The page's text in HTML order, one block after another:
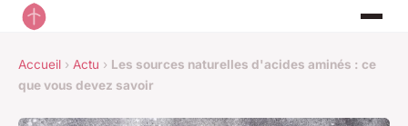
Accueil › Actu › Les sources naturelles d'acides aminés : ce
que vous devez savoir